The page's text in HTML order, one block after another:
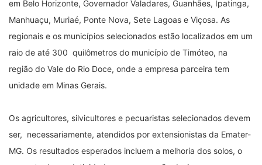
em Belo Horizonte, Governador Valadares, Guanhães, Ipatinga,
Manhuaçu, Muriaé, Ponte Nova, Sete Lagoas e Viçosa. As
regionais e os municípios selecionados estão localizados em um
raio de até 300 quilômetros do município de Timóteo, na
região do Vale do Rio Doce, onde a empresa parceira tem
unidade em Minas Gerais.
Os agricultores, silvicultores e pecuaristas selecionados devem
ser, necessariamente, atendidos por extensionistas da Emater-
MG. Os resultados esperados incluem a melhoria dos solos, o